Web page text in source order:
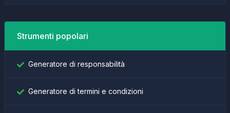
Strumenti popolari
Generatore di responsabilità
Generatore di termini e condizioni